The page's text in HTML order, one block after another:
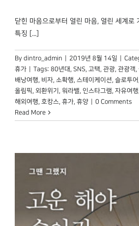
닫힌 마음으로부터 열린 마음, 열린 세계로
특징 [...]
By dintro_admin 2019년 8월 14일
휴가
Tags: 80년대 , SNS, 고택, 관광, 관광객,
배낭여행, 비자, 소확행, 스테이케이션, 슬로투어
올림픽, 외환위기 , 워라밸, 인스타그램, 자유여행
해외여행, 호캉스, 휴가, 휴양
0 Comments
Read More